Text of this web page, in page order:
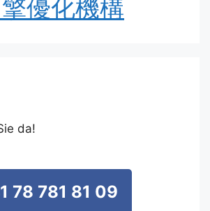
優化機構
da!
78 781 81 09